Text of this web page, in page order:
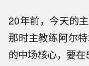
20年前，今天的
那时主教练阿尔
的中场核心，要